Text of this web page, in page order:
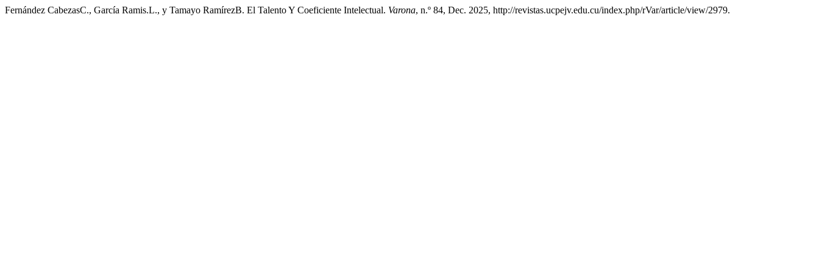
Fernández CabezasC., García Ramis.L., y Tamayo RamírezB. El Talento Y Coeficiente Intelectual. Varona, n.º 84, Dec. 2025, http://revistas.ucpejv.edu.cu/index.php/rVar/article/view/2979.